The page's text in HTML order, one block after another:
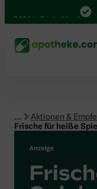
in Deutschland
...
Aktionen &
Frische für heiße